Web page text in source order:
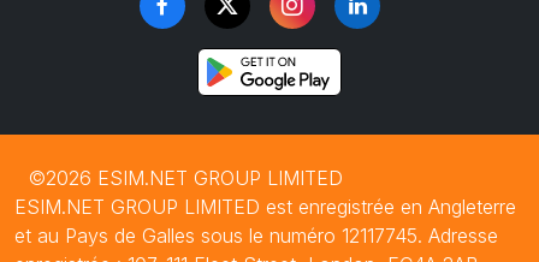
©2026 ESIM.NET GROUP LIMITED
ESIM.NET GROUP LIMITED est enregistrée en Angleterre
et au Pays de Galles sous le numéro 12117745. Adresse